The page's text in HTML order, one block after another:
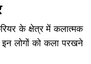
के क्षेत्र में कलात्मक
लोगों को कला परखने